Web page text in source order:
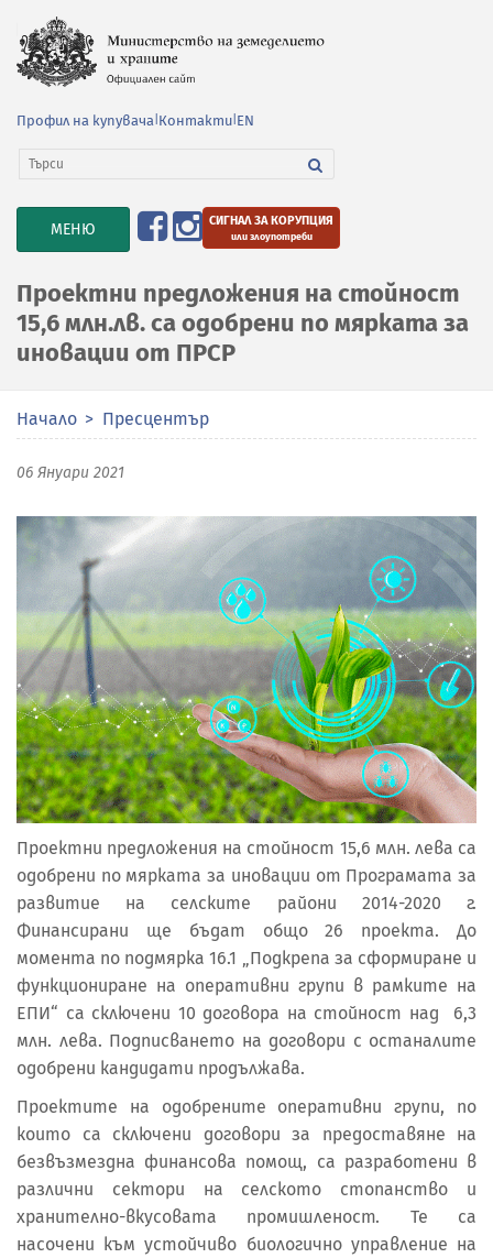
Профил на купувача Контакти EN
TOGGLE
NAVIGATION
МЕНЮ СИГНАЛ ЗА КОРУПЦИЯ
или злоупотреби
Проектни предложения на стойност
15,6 млн.лв. са одобрени по мярката за
иновации от ПРСР
Начало Пресцентър
06 Януари 2021
Проектни предложения на стойност 15,6 млн. лева са
одобрени по мярката за иновации от Програмата за
развитие на селските райони 2014-2020 г.
Финансирани ще бъдат общо 26 проекта. До
момента по подмярка 16.1 „Подкрепа за сформиране и
функциониране на оперативни групи в рамките на
ЕПИ“ са сключени 10 договора на стойност над 6,3
млн. лева. Подписването на договори с останалите
одобрени кандидати продължава.
Проектите на одобрените оперативни групи, по
които са сключени договори за предоставяне на
безвъзмездна финансова помощ, са разработени в
различни сектори на селското стопанство и
хранително-вкусовата промишленост. Те са
насочени към устойчиво биологично управление на